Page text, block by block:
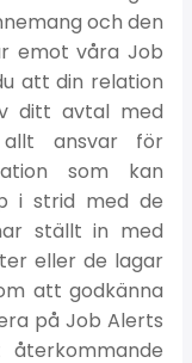
och den
emot våra Job
att din relation
ditt avtal med
allt ansvar för
som kan
i strid med de
ställt in med
eller de lagar
att godkänna
på Job Alerts